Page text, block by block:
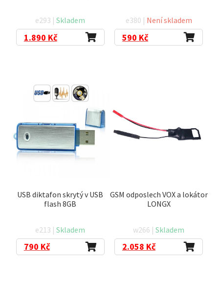
e293 |Skladem
1.890 Kč
e380 | Není skladem
590 Kč
USB diktafon skrytý v USB
flash 8GB
e213 |Skladem
790 Kč
GSM odposlech VOX a lokátor
LONGX
w266 |Skladem
2.058 Kč